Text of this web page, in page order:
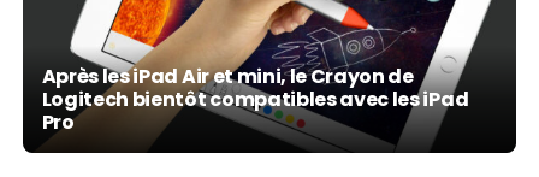
Après les iPad Air et mini, le Crayon de
Logitech bientôt compatibles avec les iPad
Pro